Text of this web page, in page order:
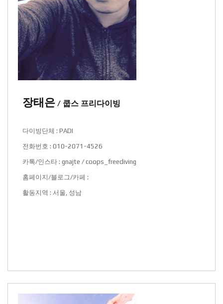
장태은 / 쿱스 프리다이빙
다이빙단체 : PADI
전화번호 : 010-2071-4526
카톡/인스타 : gnajte / coops_freediving
홈페이지/블로그/카페 :
활동지역 : 서울, 성남